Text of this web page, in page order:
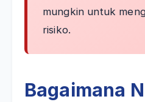
mungkin untuk
risiko.
Bagaimana